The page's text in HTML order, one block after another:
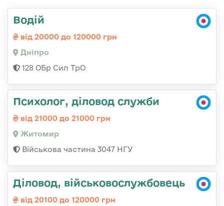
Водій
від 20000 до 120000 грн
Дніпро
128 ОБр Сил ТрО
Психолог, діловод служби
від 21000 до 21000 грн
Житомир
Військова частина 3047 НГУ
Діловод, військовослужбовець
від 20100 до 120000 грн